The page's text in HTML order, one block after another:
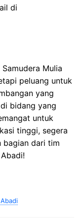
di
Mulia
peluang untuk
yang
bidang yang
untuk
tinggi, segera
bagian dari tim